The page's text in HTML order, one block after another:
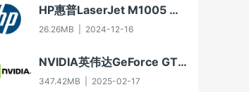
HP惠普LaserJet M1005 MFP多功能一体机即插即用驱动20070326版For Vista
26.26MB 2024-12-16
NVIDIA英伟达GeForce GT 630显卡驱动For Win10-32
347.42MB 2025-02-17